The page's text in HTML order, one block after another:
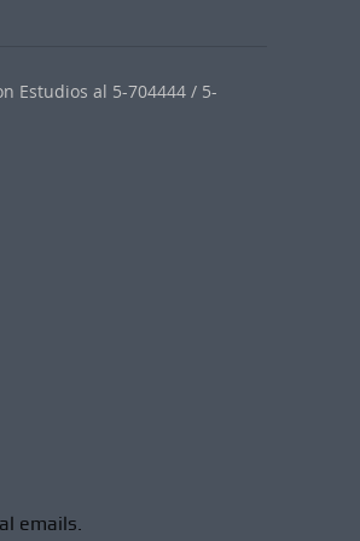
Estudios al 5-704444 / 5-
emails.